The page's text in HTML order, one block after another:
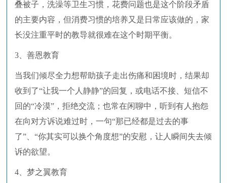
叠被子，洗澡等卫生习惯，花费问题也是这个阶段矛盾
的主要内容，但消费习惯的培养又是日常应该做的，家
长没注重平时的教导就很难在这个时期平衡。
3、善恩教育
当我们倾尽全力想帮助孩子走出伤痛和困境时，结果却
收到了“让我一个人静静”的回复，或电话不接、短信不
回的“冷漠”，拒绝交流；也常在闲聊中，听到有人抱怨
在向对方诉说难过时，一句“那已经都是过去的事
了”、“你其实可以换个角度想”的安慰，让人瞬间失去倾
诉的欲望。
4、梦之翼教育